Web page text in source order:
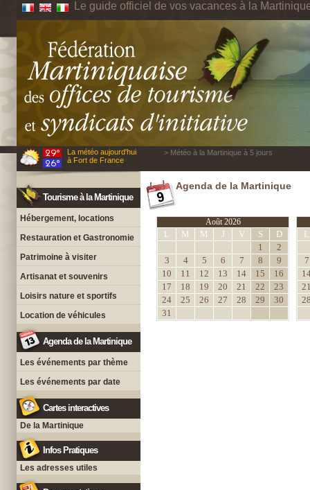
Le guide officiel de vos vacances à la
La météo aujourd'hui
à Fort de France
> Météo à la Martinique à 5 jours
Tourisme à la Martinique
Hébergement, locations
Restauration et Gastronomie
Patrimoine à visiter
Artisanat et souvenirs
Loisirs nature et sportifs
Location de véhicules
Agenda de la Martinique
Les événements par thème
Les événements par date
Cartes interactives
De la Martinique
Infos Pratiques
Les adresses utiles
Agenda de la Martinique
Août 2026
L M M J V S
D
1
2
3
4 5 6 7 8
9
10
11 12 13 14 15
16
17
18 19 20 21 22
23
24
25 26 27 28 29
30
31
L
7